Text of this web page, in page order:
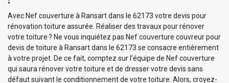
Avec Nef couverture à Ransart dans le 62173 votre devis pour
rénovation toiture assurée. Réaliser des travaux pour rénover
votre toiture ? Ne vous inquiétez pas Nef couverture couvreur pour
devis de toiture à Ransart dans le 62173 se consacre entièrement
à votre projet. De ce fait, comptez sur l’équipe de Nef couverture
qui saura rénover votre toiture et de dresser votre devis sans
défaut suivant le conditionnement de votre toiture. Alors, croyez-